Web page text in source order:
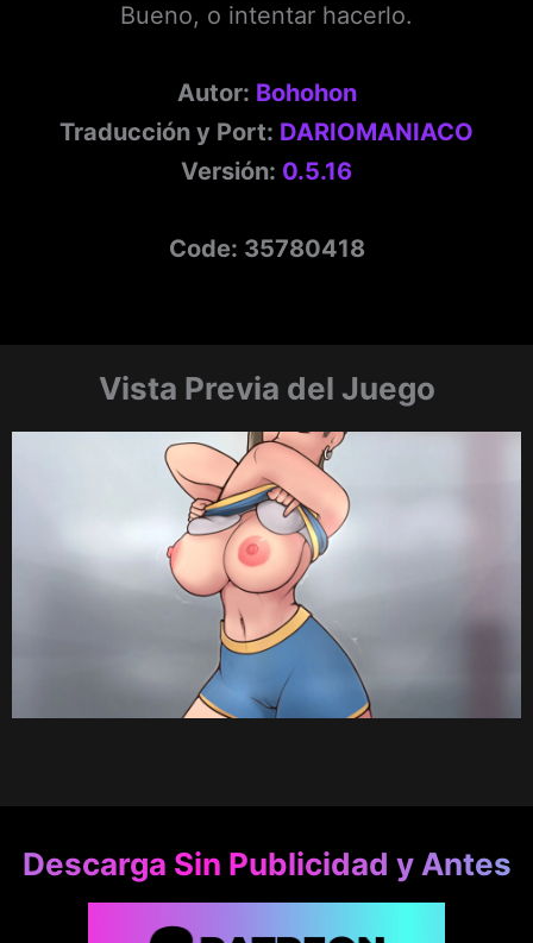
Bueno, o intentar hacerlo.
Autor: Bohohon
Traducción y Port: DARIOMANIACO
Versión: 0.5.16
Code: 35780418
Vista Previa del Juego
Descarga Sin Publicidad y Antes